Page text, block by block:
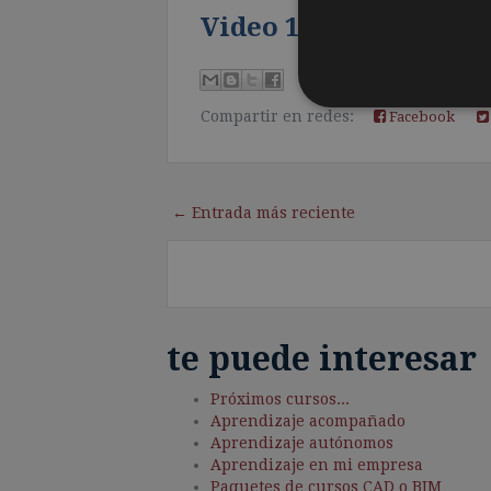
Video 10
, duración 13:30
Compartir en redes: Facebook
← Entrada más reciente
te puede interesar
Próximos cursos...
Aprendizaje acompañado
Aprendizaje autónomos
Aprendizaje en mi empresa
Paquetes de cursos CAD o BIM